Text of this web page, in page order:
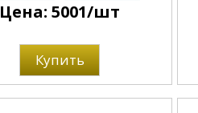
Цена: 5001/шт
Купить